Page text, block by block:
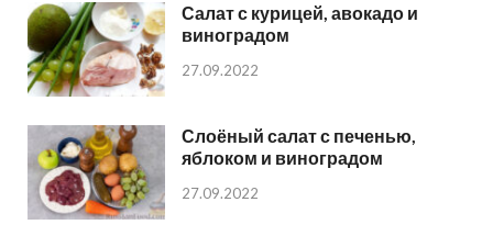
Салат с курицей, авокадо и
виноградом
27.09.2022
Слоёный салат с печенью,
яблоком и виноградом
27.09.2022